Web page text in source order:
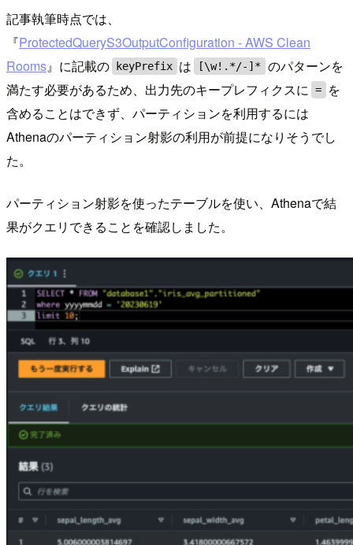
記事執筆時点では、
『ProtectedQueryS3OutputConfiguration - AWS Clean
Rooms』に記載の keyPrefix は [\w!.*/-]*
のパターンを
満たす必要があるため、出力先のキープレフィクスに =
を
含めることはできず、パーティションを利用するには
Athenaのパーティション射影の利用が前提になりそうでし
た。
パーティション射影を使ったテーブルを使い、Athenaで結
果がクエリできることを確認しました。